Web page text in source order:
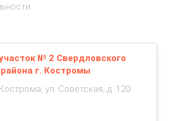
№ 2 Свердловского
г. Костромы
ул. Советская, д. 120